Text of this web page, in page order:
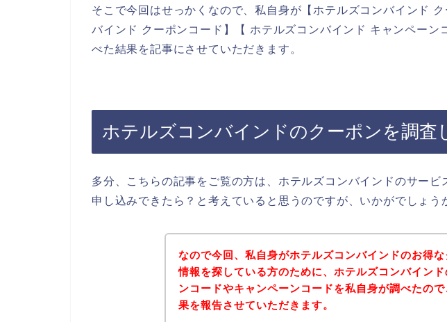
そこで今回はせっかくなので、私自身が【ホテルズコンバインド
バインド クーポンコード】【 ホテルズコンバインド キャンペーン
べた結果を記事にさせていただきます。
ホテルズコンバインドのクーポンを調査
多分、こちらの記事をご覧の方は、ホテルズコンバインドのサービ
申し込みできたら？と考えていると思うのですが、いかがでしょう
なので今回、私自身がホテルズコンバインドのお得
情報を探している方のために、ホテルズコンバイン
ンコードやキャンペーンコードを私自身が調べたの
果を報告させていただきます。